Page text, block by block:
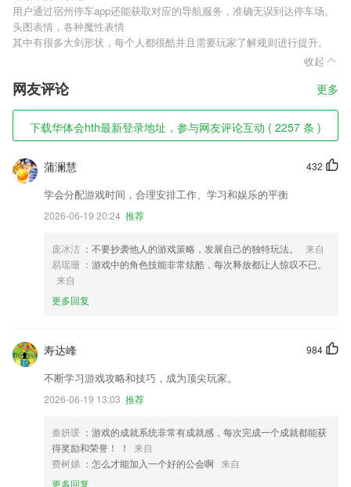
用户通过宿州停车app还能获取对应的导航服务，准确无误到达停车场。
头图表情，各种魔性表情
其中有很多大剑形状，每个人都很酷并且需要玩家了解规则进行提升。
收起
网友评论 更多
下载华体会hth最新登录地址，参与网友评论互动 ( 2257 条 )
432
蒲澜慧
学会分配游戏时间，合理安排工作、学习和娱乐的平衡
2026-06-19 20:24 推荐
庞冰洁 ：不要抄袭他人的游戏策略，发展自己的独特玩法。
来自
易瑶珊 ：游戏中的角色技能非常炫酷，每次释放都让人惊叹不已。
来自
更多回复
984
寿达峰
不断学习游戏攻略和技巧，成为顶尖玩家。
2026-06-19 13:03 推荐
秦妍瑗 ：游戏的成就系统非常有成就感，每次完成一个成就都能获
得奖励和荣誉！ ！
来自
费树娣 ：怎么才能加入一个好的公会啊 来自
更多回复